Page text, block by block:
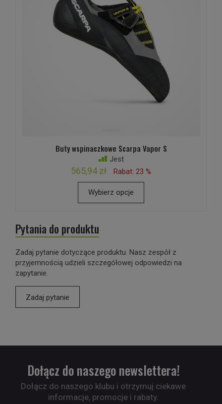
Buty wspinaczkowe Scarpa Vapor S
Jest
565,94 zł Rabat: 23 %
Wybierz opcje
Pytania do produktu
Zadaj pytanie dotyczące produktu. Nasz zespół z
przyjemnością udzieli szczegółowej odpowiedzi na
zapytanie.
Zadaj pytanie
Dołącz do naszego newslettera!
Dołącz do naszego klubu i otrzymuj ciekawe
informacje, promocje i rabaty.